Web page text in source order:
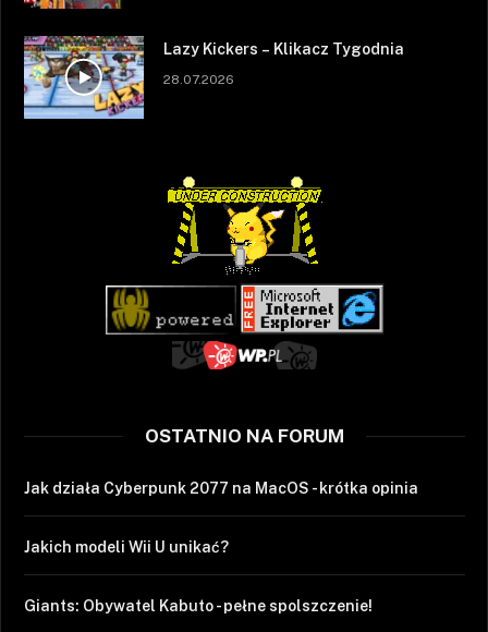
Lazy Kickers – Klikacz Tygodnia
28.07.2026
OSTATNIO NA FORUM
Jak działa Cyberpunk 2077 na MacOS - krótka opinia
Jakich modeli Wii U unikać?
Giants: Obywatel Kabuto - pełne spolszczenie!